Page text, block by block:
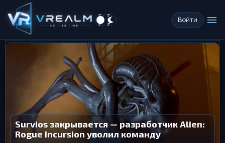
Войти menu
Survios закрывается — разработчик Alien:
Rogue Incursion уволил команду